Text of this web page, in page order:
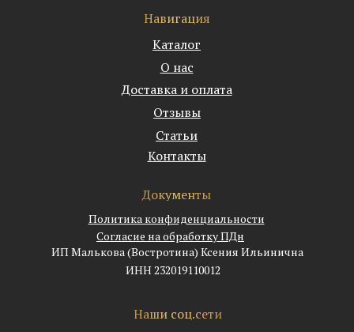
Навигация
Каталог
О нас
Доставка и оплата
ИП Малькова (Востротина) Ксения Ильинична
ИНН 232019110012
Политика конфиденциальности
Отзывы
Статьи
Наши соц.сети
Контакты
Документы
Согласие на обработку ПДн